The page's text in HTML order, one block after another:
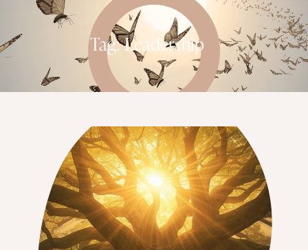
Tag: Leadership